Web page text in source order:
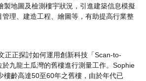
製地圖及檢測樓宇狀況，引進建築信息模擬
理、建造工程、繪圖等，有助提高行業整
正正探討如何運用創新科技「Scan-to-
於九龍土瓜灣的舊樓進行測量工作。Sophie
樓齡高達50至60年之舊樓，由於年代已